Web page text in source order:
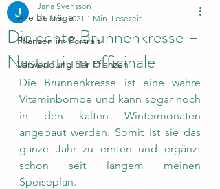
Alle Beiträge
Pflanzen im Portrait
Verwendung der Pflanzen
Die echte Brunnenkresse –
Nasturtium officinale
Jana Svensson
23. Nov. 2021 1 Min. Lesezeit
Die Brunnenkresse ist eine wahre
Vitaminbombe und kann sogar noch
in den kalten Wintermonaten
angebaut werden. Somit ist sie das
ganze Jahr zu ernten und ergänzt
schon seit langem meinen
Speiseplan.